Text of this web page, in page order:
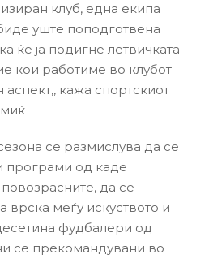
клуб, една екипа
уште поподготвена
ќе ја подигне летвичката
кои работиме во клубот
кажа спортскиот
се размислува да се
програми од каде
да се
врска меѓу искуството и
фудбалери од
се прекомандувани во